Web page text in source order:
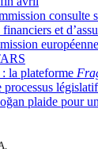
consulte
et
la plateforme
processus
plaide pour